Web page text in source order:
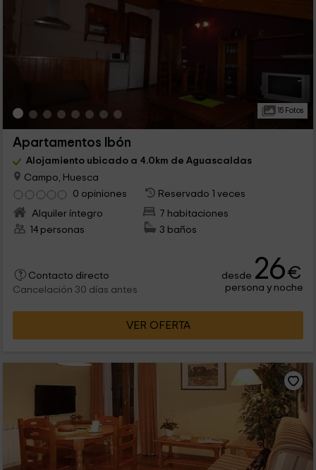
15 Fotos
Apartamentos Ibón
Alojamiento ubicado a 4.0km de Aguascaldas
Campo, Huesca
0 opiniones
Reservado 1 veces
Alquiler íntegro
7 habitaciones
14 personas
3 baños
Contacto directo
Cancelación 30 días antes
desde 26€
persona y noche
VER OFERTA